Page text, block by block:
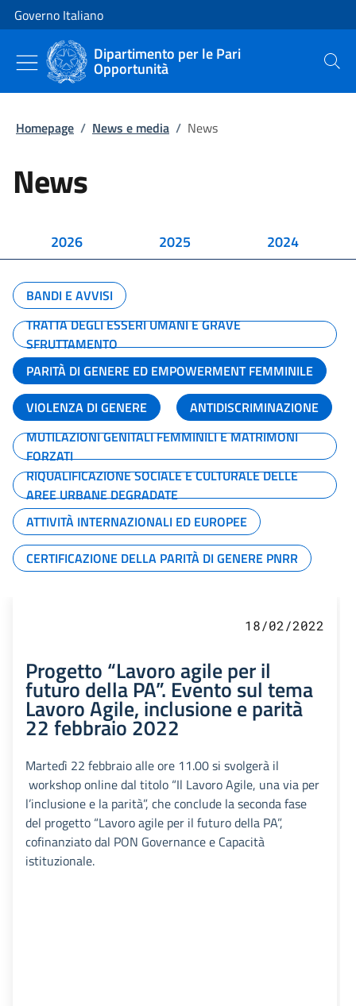
Vai al contenuto
Vai alla navigazione del sito
Governo Italiano
Dipartimento per le Pari
Opportunità Cerca
Homepage / News e media / News
News
2026 2025 2024
BANDI E AVVISI
TRATTA DEGLI ESSERI UMANI E GRAVE
SFRUTTAMENTO
PARITÀ DI GENERE ED EMPOWERMENT FEMMINILE
VIOLENZA DI GENERE
ANTIDISCRIMINAZIONE
MUTILAZIONI GENITALI FEMMINILI E MATRIMONI
FORZATI
RIQUALIFICAZIONE SOCIALE E CULTURALE DELLE
AREE URBANE DEGRADATE
ATTIVITÀ INTERNAZIONALI ED EUROPEE
CERTIFICAZIONE DELLA PARITÀ DI GENERE PNRR
18/02/2022
Progetto “Lavoro agile per il
futuro della PA”. Evento sul tema
Lavoro Agile, inclusione e parità
22 febbraio 2022
Martedì 22 febbraio alle ore 11.00 si svolgerà il
workshop online dal titolo “Il Lavoro Agile, una via per
l’inclusione e la parità”, che conclude la seconda fase
del progetto “Lavoro agile per il futuro della PA”,
cofinanziato dal PON Governance e Capacità
istituzionale.